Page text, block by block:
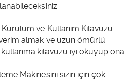
ve Kullanım Kılavuzu
almak ve uzun ömürlü
kılavuzu iyi okuyup ona
Makinesini sizin için çok